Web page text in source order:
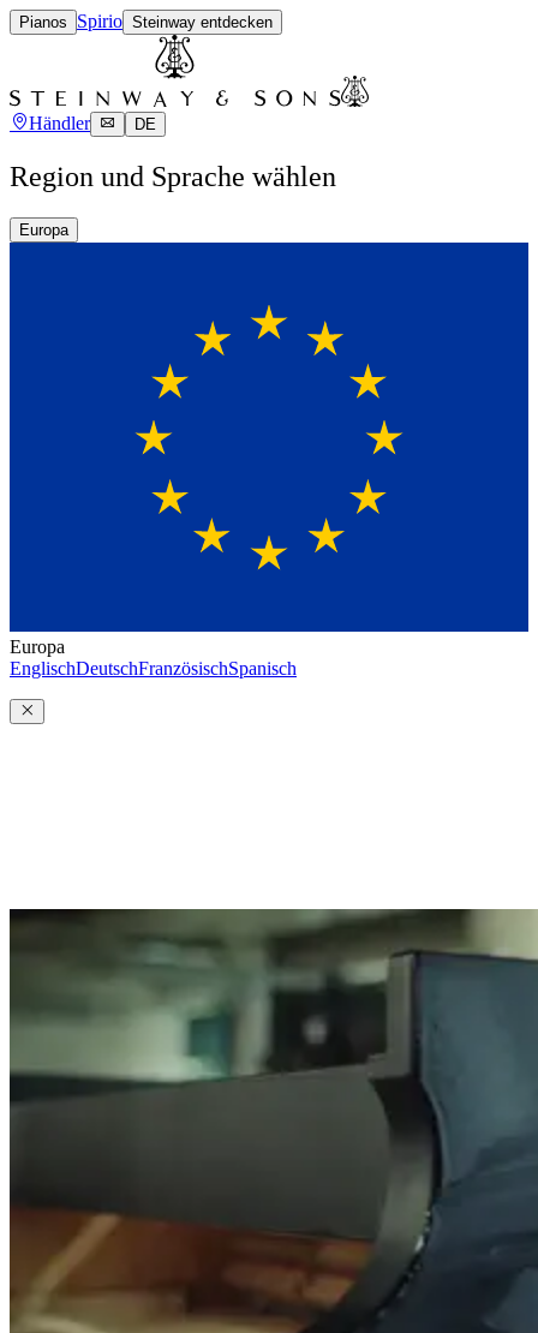
Pianos Spirio Steinway entdecken
Händler DE
Region und Sprache wählen
Europa
Europa
EnglischDeutschFranzösischSpanisch